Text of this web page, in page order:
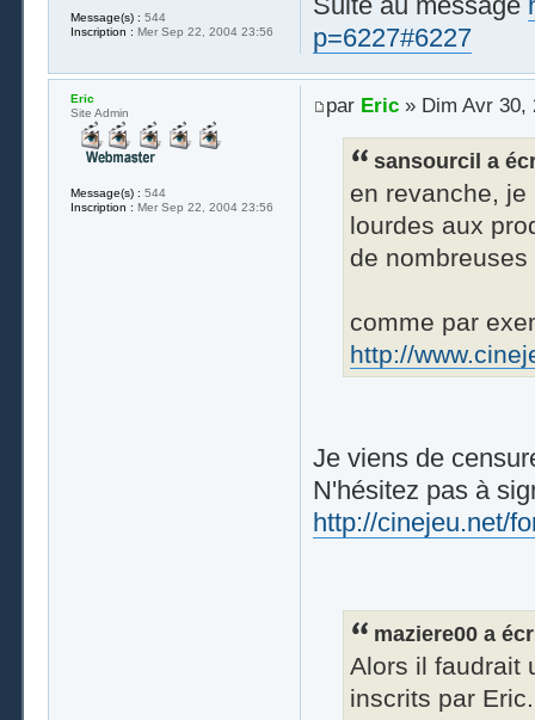
p=6227#6227
Message(s) : 544
Inscription : Mer Sep 22, 2004 23:56
par Eric» Dim Avr 30,
sansourcil a
en revanche,
lourdes aux
de
comme par
http://
Je viens de
N'hésitez pas à
http://cinejeu.net/
maziere00 a
Alors il faudrait
inscrits par Eric.
Eric
Site Admin
Message(s) : 544
Inscription : Mer Sep 22, 2004 23:56